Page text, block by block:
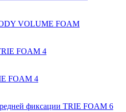
VOLUME FOAM
FOAM 4